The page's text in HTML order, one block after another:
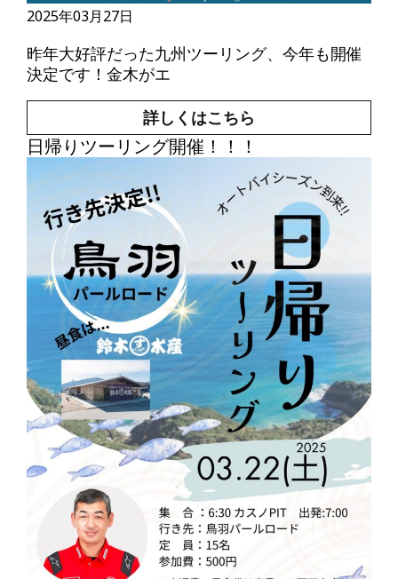
昨年大好評だった九州ツーリング、今年も開催
決定です！金木がエ
2025年03月27日
詳しくはこちら
日帰りツーリング開催！！！